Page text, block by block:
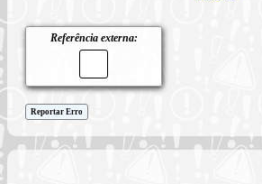
Referência externa:
Reportar Erro